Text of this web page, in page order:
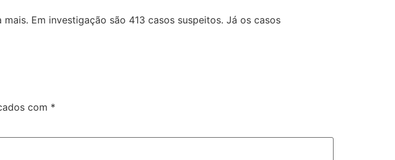
Em investigação são 413 casos suspeitos. Já os casos
com *